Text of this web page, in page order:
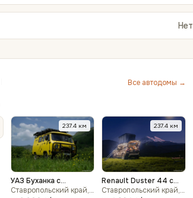
Нет
Все автодомы →
237.4 км
УАЗ Буханка с
палаткой на крыше —
Ставропольский край,
237.4км
Renault Duster 44 с
палаткой на крыше —
Ставропольский край,